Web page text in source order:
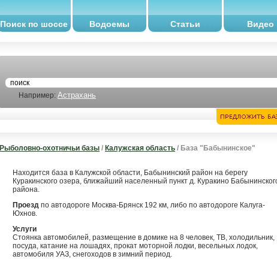
Поиск по шоссе Водоемы Статьи Видео
Например: Астрахань
Рыболовно-охотничьи базы / Калужская область / База "Бабынинское"
Находится база в Калужской области, Бабынинский район на берегу
Куракинского озера, ближайший населенный пункт д. Куракино
района.
Проезд по автодороге Москва-Брянск 192 км, либо по автодороге Калуга-
Юхнов.
Услуги
Стоянка автомобилей, размещение в домике на 8 человек, ТВ, холодильник,
посуда, катание на лошадях, прокат моторной лодки, весельных лодок,
автомобиля УАЗ, снегоходов в зимний период.